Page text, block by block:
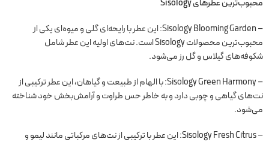
محبوب‌ترین عطرهای Sisology
– Sisology Blooming Garden: این عطر با رایحه‌ای گلی و میوه‌ای یکی از
محبوب‌ترین محصولات Sisology است. نت‌های اولیه این عطر شامل
شکوفه‌های گیلاس و گل رز می‌شود.
– Sisology Green Harmony: با الهام از طبیعت و گیاهان، این عطر ترکیبی از
نت‌های گیاهی و چوبی دارد و به خاطر حس طراوت و آرامش‌بخش خود شناخته
می‌شود.
– Sisology Fresh Citrus: این عطر با ترکیبی از نت‌های مرکباتی مانند لیمو و